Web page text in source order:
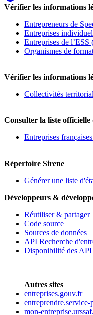
Vérifier les informations
Entrepreneurs de
Entreprises
Entreprises de
Organismes de
Vérifier les informations
Collectivités
Consulter la liste officielle
Entreprises
Répertoire Sirene
Générer une liste
Développeurs &
Réutiliser & partager
Code source
Sources de données
API Recherche
Disponibilité des API
Autres sites
entreprises.gouv.fr
mon-